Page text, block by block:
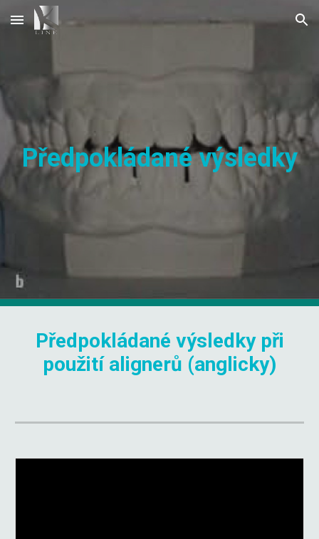
Skip to main content Skip to navigation
Předpokládané výsledky
Předpokládané výsledky při
použití alignerů (anglicky)